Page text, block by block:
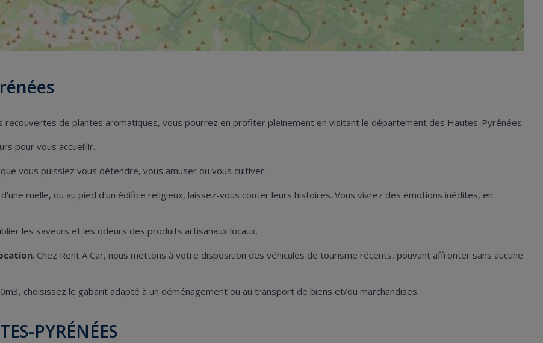
recouvertes de plantes aromatiques, vous pourrez en profiter pleinement en visitant le département des Hautes-Pyrénées.
pour vous accueillir.
vous puissiez vous détendre, vous amuser ou vous cultiver.
ruelle, ou au pied d'un édifice religieux, laissez-vous conter leurs histoires. Vous vivrez des émotions inédites, en
les saveurs et les odeurs des produits artisanaux locaux.
. Chez Rent A Car, nous mettons à votre disposition des véhicules de tourisme récents, pouvant affronter sans aucune
choisissez le gabarit adapté à un déménagement ou au transport de biens et/ou marchandises.
PYRÉNÉES